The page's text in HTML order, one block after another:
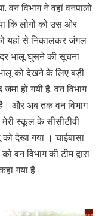
वन विभाग ने वहां वनपालों
कि लोगों को उस ओर
यहां से निकालकर जंगल
भालू घुसने की सूचना
को देखने के लिए बड़ी
हो गयी है. वन विभाग
और अब तक वन विभाग
स्कूल के सीसीटीवी
देखा गया । चाईबासा
विभाग की टीम द्वारा
गया है।